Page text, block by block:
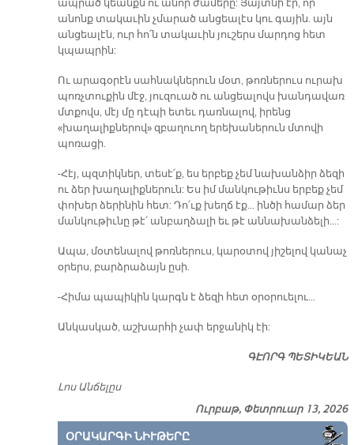
ապրած կեանքն ու անոր ժամերը: Յայտնի էր, որ
անոնք տակաւին չմարած անցեալէս կու գային. այն
անցեալէն, ուր հո՛ն տակաւին յուշերս մարդոց հետ
կպապրին:
Ու արագօրէն սահնակներուն մօտ, թոռներուս ուրախ
պոռչտուքին մէջ, յուզուած ու անցեալովս խանդավառ
մտքովս, մէյ մը դէպի ետեւ դառնալով, իրենց
«խաղալիքներով» զբաղուող երեխաներուն մտովի
պոռացի.
-Հէյ, պզտիկներ, տեսէ՛ք, ես երբեք չեմ նախանձիր ձեզի
ու ձեր խաղալիքներուն: Ես իմ մանկութիւնս երբեք չեմ
փոխեր ձերինին հետ: Դո՛ւք խեղճ էք… ինծի համար ձեր
մանկութիւնը թէ՛ անբաղձալի եւ թէ աննախանձելի…:
Ապա, մօտենալով թոռներուս, կարօտով յիշելով կանաչ
օրերս, բարձրաձայն ըսի.
-Հիմա պապիկին կարգն է ձեզի հետ օրօրուելու…
Անկասկած, աշխարհի չափ երջանիկ էի:
ԳԷՈՐԳ ՊԵՏԻԿԵԱՆ
Լոս Անճելըս
Ուրբաթ, Փետրուար 13, 2026
ՕՐԱԿԱՐԳԻ ՆԻՒԹԵՐԸ